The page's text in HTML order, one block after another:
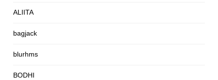
ALIITA
bagjack
blurhms
BODHI